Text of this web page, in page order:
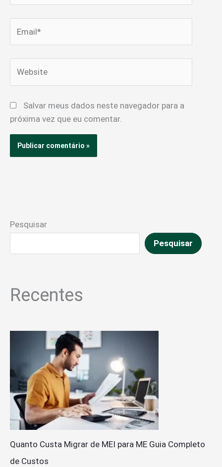
Salvar meus dados neste navegador para a
próxima vez que eu comentar.
Pesquisar
Pesquisar
Recentes
Quanto Custa Migrar de MEI para ME Guia Completo
de Custos